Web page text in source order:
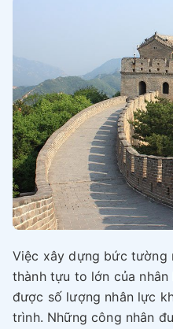
Việc xây dựng bức tường
thành tựu to lớn của
được số lượng nhân lực
trình. Những công nhân